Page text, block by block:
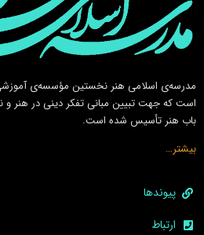
مدرسه‌ی اسلامى هنر نخستين مؤسسه‌ی
است كه جهت تبيين مبانى تفكر دينى در هنر
باب هنر تأسيس شده است.
بیشتر…
پیوندها
ارتباط